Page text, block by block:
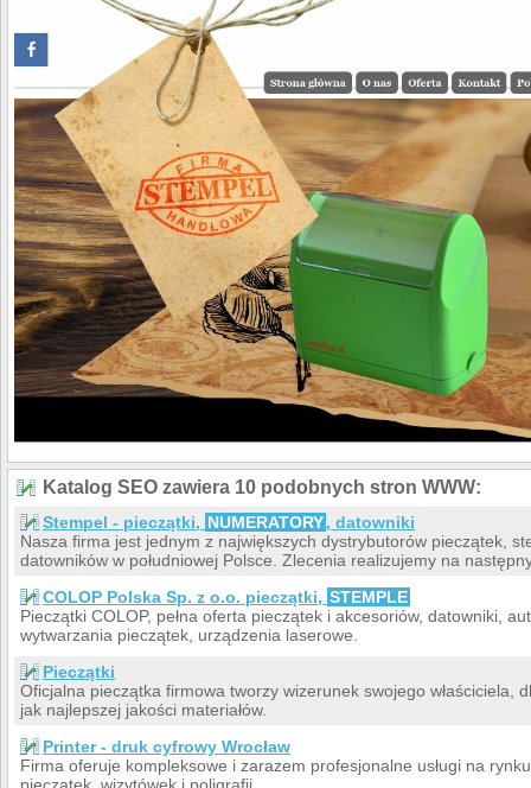
Katalog SEO zawiera 10 podobnych stron WWW:
Stempel - pieczątki, NUMERATORY, datowniki
Nasza firma jest jednym z największych dystrybutorów pieczątek,
datowników w południowej Polsce. Zlecenia realizujemy na
COLOP Polska Sp. z o.o. pieczątki, STEMPLE
Pieczątki COLOP, pełna oferta pieczątek i akcesoriów, datowniki,
wytwarzania pieczątek, urządzenia laserowe.
Pieczątki
Oficjalna pieczątka firmowa tworzy wizerunek swojego właściciela,
jak najlepszej jakości materiałów.
Printer - druk cyfrowy Wrocław
Firma oferuje kompleksowe i zarazem profesjonalne usługi na